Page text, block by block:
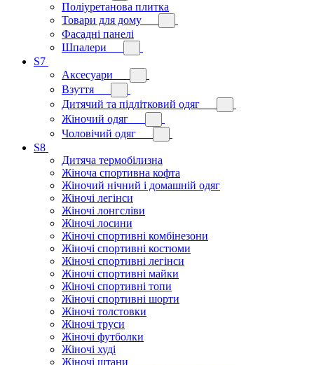
Поліуретанова плитка
Товари для дому
Фасадні панелі
Шпалери
S7
Аксесуари
Взуття
Дитячий та підлітковий одяг
Жіночий одяг
Чоловічий одяг
S8
Дитяча термобілизна
Жіноча спортивна кофта
Жіночий нічний і домашній одяг
Жіночі легінси
Жіночі лонгсліви
Жіночі лосини
Жіночі спортивні комбінезони
Жіночі спортивні костюми
Жіночі спортивні легінси
Жіночі спортивні майки
Жіночі спортивні топи
Жіночі спортивні шорти
Жіночі толстовки
Жіночі труси
Жіночі футболки
Жіночі худі
Жіночі штани